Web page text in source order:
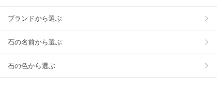
ブランドから選ぶ
石の名前から選ぶ
石の色から選ぶ